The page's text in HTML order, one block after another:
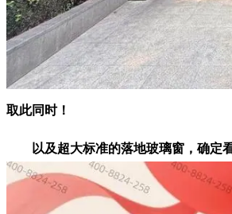
取此同时！
以及超大标准的落地玻璃窗，确定